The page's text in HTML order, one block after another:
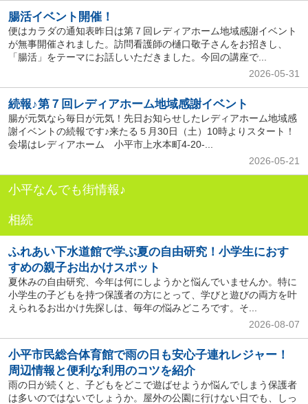
腸活イベント開催！
便はカラダの通知表昨日は第７回レディアホーム地域感謝イベント
が無事開催されました。訪問看護師の樋口敬子さんをお招きし、
「腸活」をテーマにお話しいただきました。今回の講座で...
2026-05-31
続報♪第７回レディアホーム地域感謝イベント
腸が元気なら毎日が元気！先日お知らせしたレディアホーム地域感
謝イベントの続報です♪来たる５月30日（土）10時よりスタート！
会場はレディアホーム 小平市上水本町4-20-...
2026-05-21
小平なんでも街情報♪
相続
ふれあい下水道館で学ぶ夏の自由研究！小学生におす
すめの親子お出かけスポット
夏休みの自由研究、今年は何にしようかと悩んでいませんか。特に
小学生の子どもを持つ保護者の方にとって、学びと遊びの両方を叶
えられるお出かけ先探しは、毎年の悩みどころです。そ...
2026-08-07
小平市民総合体育館で雨の日も安心子連れレジャー！
周辺情報と便利な利用のコツを紹介
雨の日が続くと、子どもをどこで遊ばせようか悩んでしまう保護者
は多いのではないでしょうか。屋外の公園に行けない日でも、しっ